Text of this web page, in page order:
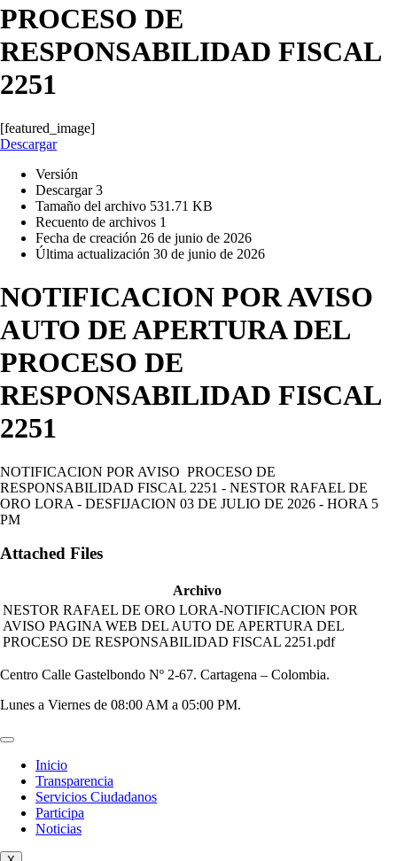
PROCESO DE
RESPONSABILIDAD FISCAL
2251
[featured_image]
Descargar
Versión
Descargar3
Tamaño del archivo 531.71 KB
Recuento de archivos 1
Fecha de creación 26 de junio de 2026
Última actualización 30 de junio de 2026
NOTIFICACION POR AVISO
AUTO DE APERTURA DEL
PROCESO DE
RESPONSABILIDAD FISCAL
2251
NOTIFICACION POR AVISO PROCESO DE
RESPONSABILIDAD FISCAL 2251 - NESTOR RAFAEL DE
ORO LORA - DESFIJACION 03 DE JULIO DE 2026 - HORA 5
PM
Attached Files
Archivo
NESTOR RAFAEL DE ORO LORA-NOTIFICACION POR
AVISO PAGINA WEB DEL AUTO DE APERTURA DEL
PROCESO DE RESPONSABILIDAD FISCAL 2251.pdf
Centro Calle Gastelbondo Nº 2-67. Cartagena – Colombia.
Lunes a Viernes de 08:00 AM a 05:00 PM.
Inicio
Transparencia
Servicios Ciudadanos
Participa
Noticias